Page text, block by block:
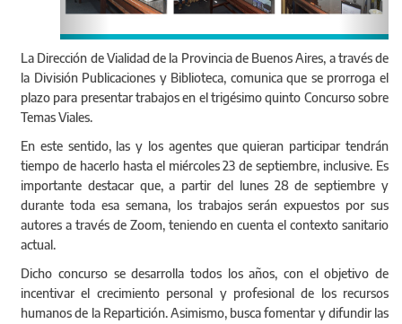
La Dirección de Vialidad de la Provincia de Buenos Aires, a través de
la División Publicaciones y Biblioteca, comunica que se prorroga el
plazo para presentar trabajos en el trigésimo quinto Concurso sobre
Temas Viales.
En este sentido, las y los agentes que quieran participar tendrán
tiempo de hacerlo hasta el miércoles 23 de septiembre, inclusive. Es
importante destacar que, a partir del lunes 28 de septiembre y
durante toda esa semana, los trabajos serán expuestos por sus
autores a través de Zoom, teniendo en cuenta el contexto sanitario
actual.
Dicho concurso se desarrolla todos los años, con el objetivo de
incentivar el crecimiento personal y profesional de los recursos
humanos de la Repartición. Asimismo, busca fomentar y difundir las